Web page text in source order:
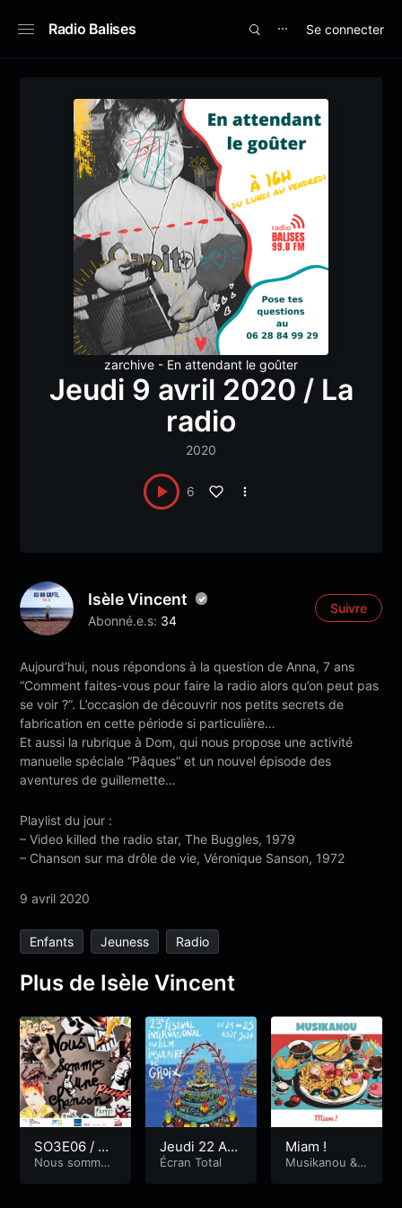
Radio Balises ⋯ Se connecter
zarchive - En attendant le goûter
Jeudi 9 avril 2020 / La
radio
2020
6
Isèle Vincent
Abonné.e.s: 34
Suivre
Aujourd’hui, nous répondons à la question de Anna, 7 ans
“Comment faites-vous pour faire la radio alors qu’on peut pas
se voir ?”. L’occasion de découvrir nos petits secrets de
fabrication en cette période si particulière…
Et aussi la rubrique à Dom, qui nous propose une activité
manuelle spéciale “Pâques” et un nouvel épisode des
aventures de guillemette…
Playlist du jour :
– Video killed the radio star, The Buggles, 1979
– Chanson sur ma drôle de vie, Véronique Sanson, 1972
9 avril 2020
Enfants Jeuness Radio
Plus de Isèle Vincent
SO3E06 / SA
RAH- Why s
Nous sommes
Jeudi 22 Ao
ût
Écran Total
Miam !
Musikanou &